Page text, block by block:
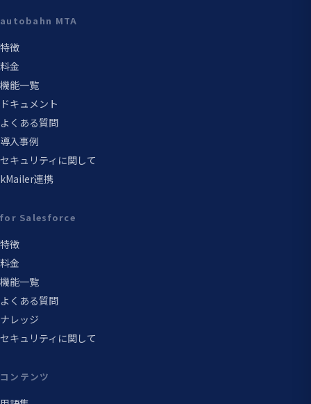
autobahn MTA
特徴
料金
機能一覧
ドキュメント
よくある質問
導入事例
セキュリティに関して
kMailer連携
for Salesforce
特徴
料金
機能一覧
よくある質問
ナレッジ
セキュリティに関して
コンテンツ